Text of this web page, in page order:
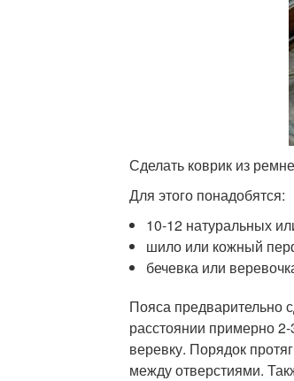
Сделать коврик из
Для этого понадобятся:
10-12 натуральных
шило или кожный
бечевка или
Пояса предварительно
расстоянии примерно
веревку. Порядок
между отверстиями.